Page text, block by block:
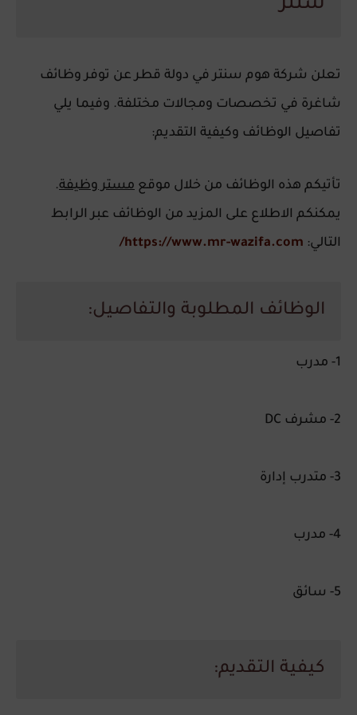
سنتر
تعلن شركة هوم سنتر في دولة قطر عن توفر وظائف
شاغرة في تخصصات ومجالات مختلفة. وفيما يلي
تفاصيل الوظائف وكيفية التقديم:
تأتيكم هذه الوظائف من خلال موقع مستر وظيفة.
يمكنكم الاطلاع على المزيد من الوظائف عبر الرابط
التالي: https://www.mr-wazifa.com/
الوظائف المطلوبة والتفاصيل:
1- مدرب
2- مشرف DC
3- متدرب إدارة
4- مدرب
5- سائق
كيفية التقديم: